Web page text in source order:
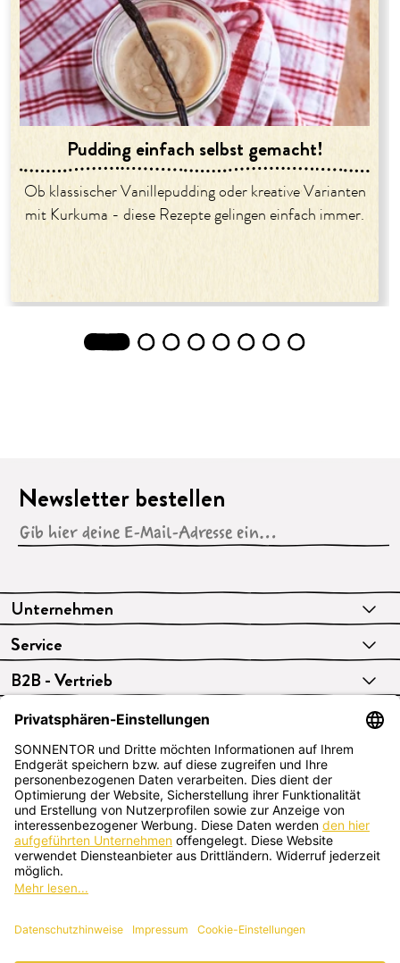
Pudding einfach selbst gemacht!
Ob klassischer Vanillepudding oder kreative Varianten
mit Kurkuma - diese Rezepte gelingen einfach immer.
1 2 3 4 5 6 7 8
Unternehmen
Service
B2B - Vertrieb
Newsletter bestellen
Deutsch
SONNENTOR Kräuterhandels GMBH
Sprögnitz 10, 3913 Sprögnitz, Österreich